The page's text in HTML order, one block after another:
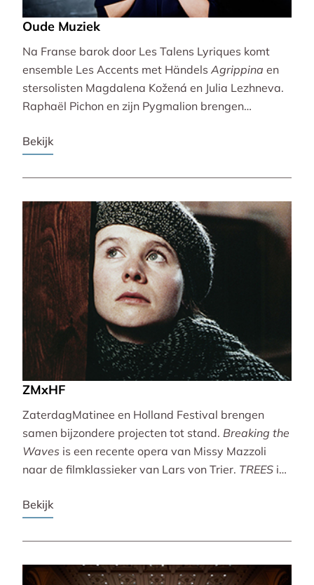
Oude Muziek
Na Franse barok door Les Talens Lyriques komt
ensemble Les Accents met Händels Agrippina en
stersolisten Magdalena Kožená en Julia Lezhneva.
Raphaël Pichon en zijn Pygmalion brengen
Bachvereniging en blokfluitiste Lucie Horsch spelen
Wantenaar, op historische instrumenten! De serie
Andrea Marcon.
Bekijk
ZMxHF
ZaterdagMatinee en Holland Festival brengen
samen bijzondere projecten tot stand. Breaking the
Waves is een recente opera van Missy Mazzoli
naar de filmklassieker van Lars von Trier. TREES is
met live muziek van Caroline Shaw (Pulitzer Prize &
Bekijk